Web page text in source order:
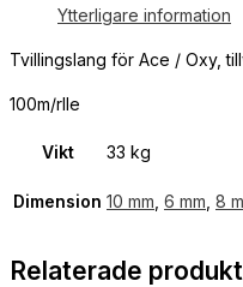
Ytterligare information
Tvillingslang för Ace / Oxy,
100m/rlle
Vikt 33 kg
Dimension 10 mm 6 mm 8
Relaterade